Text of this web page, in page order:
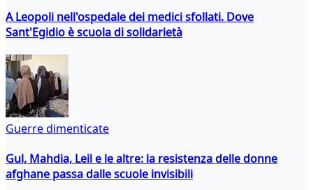
A Leopoli nell'ospedale dei medici sfollati. Dove
Sant'Egidio è scuola di solidarietà
Guerre dimenticate
Gul, Mahdia, Leil e le altre: la resistenza delle donne
afghane passa dalle scuole invisibili